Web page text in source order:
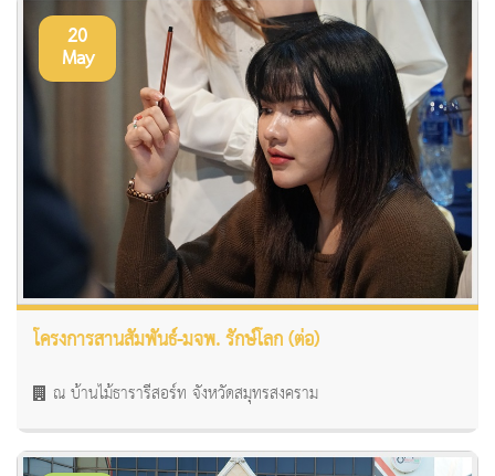
20
May
โครงการสานสัมพันธ์-มจพ. รักษ์โลก (ต่อ)
ณ บ้านไม้ธารารีสอร์ท จังหวัดสมุทรสงคราม